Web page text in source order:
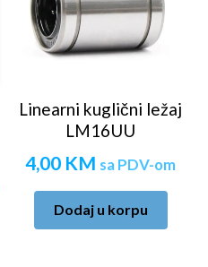
Linearni kuglični ležaj
LM16UU
4,00 KM sa PDV-om
Dodaj u korpu